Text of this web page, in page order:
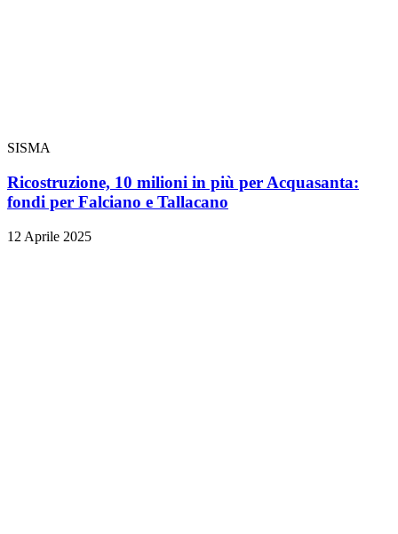
SISMA
Ricostruzione, 10 milioni in più per Acquasanta:
fondi per Falciano e Tallacano
12 Aprile 2025